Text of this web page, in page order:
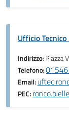
Ufficio
Indirizzo:Piazza
Telefono:
Email:
PEC: